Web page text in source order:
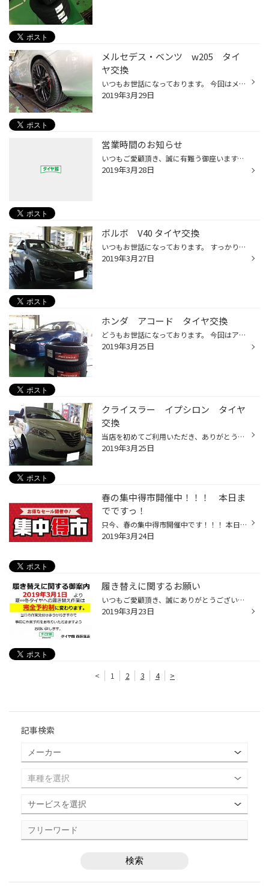
メルセデス・ベンツ w205 タイ
ヤ交換
いつもお世話になっております。 今回はメルセデス・ベンツ W205のタイヤ交換をさせて頂きました。 チョイスするタイヤは、POTENZA S007A！ 写真を撮り忘れていたため装着後の写真になりますが… フロントには245/35R19、リアには265/35R19を装着！ 赤いビックキャリパーがただモノではないと主張し...
2019年3月29日
営業時間のお知らせ
いつもご愛顧頂き、誠に有難う御座います。 当店、タイヤ館西荻窪は2019年１月より営業時間が変更となりました。 現在、朝10:00～夜18:30までの営業となっております。 営業時間の変更に伴い、最終作業受付は夜18:00までとなっているのでご注意ください。 何卒宜しくお願い申し上げます。
2019年3月28日
ボルボ V40 タイヤ交換
いつもお世話になっております。 すっかり暖かくなり、春の到来をしみじみと感じております。 タイヤ交換も冬用から夏用にシフトしてます。 今回は、ボルボ V40のタイヤ交換をさせて頂きました。 取り付けるタイヤは… POTENZA S007A！ コンフォート性能にも配慮されたPOTENZAです。 新しいタイヤに...
2019年3月27日
ホンダ アコード タイヤ交換
どうもお世話になっております。 今回はアコード ユーロR のタイヤ交換をさせて頂きました。 もともとPOTENZA RE050を履いていましたが、経年劣化により交換となります。 次のタイヤは、、 POTENZA S007Aです！ ドライ・ウェット性能だけでなく、コンフォート性能も配慮されたオススメのタイヤです...
2019年3月25日
クライスラー イプシロン タイヤ
交換
当店を初めてご利用いただき、ありがとうございます。 クライスラー イプシロンのタイヤ交換を行いました！ 選んでいただいたタイヤは、REGNO GR-XⅡ！ 2月1日より販売を開始した新レグノ！ 先代と比較して、静粛性が向上したモデルになります。 タイヤワックス、ホイール清掃して仕上げます！ この...
2019年3月25日
春の集中得市開催中！！！ 本日ま
でですっ！
只今、春の集中得市開催中です！！！ 本日3月24日までです！！！ 大好評の新型タイヤ REGNO GR-XⅡも各サイズ在庫を揃えております！ その他用品も入荷中！ 又、今年も花粉の襲来です！！！タイヤ館西荻窪では花粉対策として、車内空間をクリーンに保つ為のエアコンフィルターと視界をクリヤーに保つ...
2019年3月24日
履き替えに関するお願い
いつもご愛顧頂き、誠にありがとうございます。 タイヤ館西荻窪店では、2019年3月1日より、 夏⇔冬タイヤへの履き替えが完全予約制となっております。 当日の作業受付は承りかねますので、 事前の作業予約をお取りいただきますよう 何卒、よろしくお願い申し上げます。
2019年3月23日
< 1 2 3 4 >
記事検索